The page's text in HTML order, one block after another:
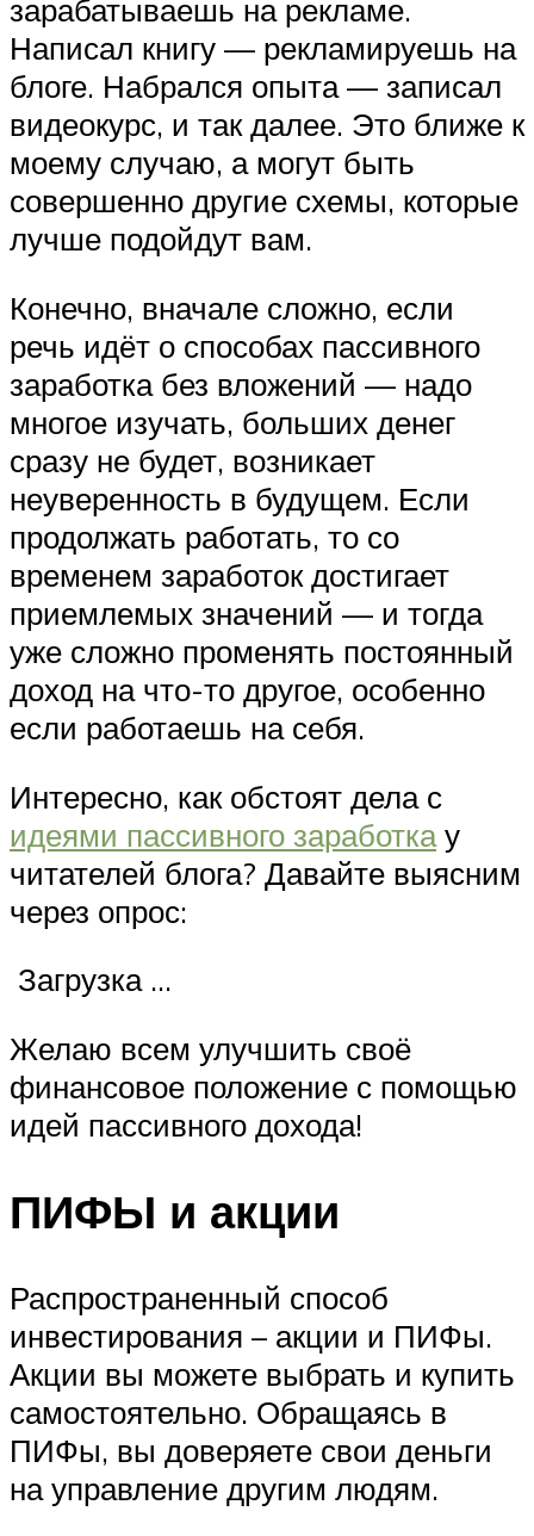
зарабатываешь на рекламе.
Написал книгу — рекламируешь на
блоге. Набрался опыта — записал
видеокурс, и так далее. Это ближе к
моему случаю, а могут быть
совершенно другие схемы, которые
лучше подойдут вам.
Конечно, вначале сложно, если
речь идёт о способах пассивного
заработка без вложений — надо
многое изучать, больших денег
сразу не будет, возникает
неуверенность в будущем. Если
продолжать работать, то со
временем заработок достигает
приемлемых значений — и тогда
уже сложно променять постоянный
доход на что-то другое, особенно
если работаешь на себя.
Интересно, как обстоят дела с
идеями пассивного заработкау
читателей блога? Давайте выясним
через опрос:
Загрузка …
Желаю всем улучшить своё
финансовое положение с помощью
идей пассивного дохода!
ПИФЫ и акции
Распространенный способ
инвестирования – акции и ПИФы.
Акции вы можете выбрать и купить
самостоятельно. Обращаясь в
ПИФы, вы доверяете свои деньги
на управление другим людям.